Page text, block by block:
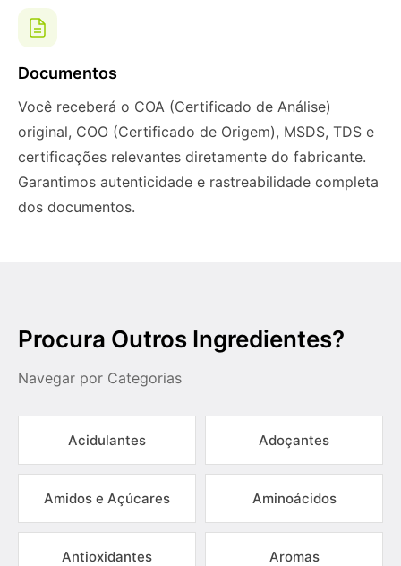
Documentos
Você receberá o COA (Certificado de Análise)
original, COO (Certificado de Origem), MSDS, TDS e
certificações relevantes diretamente do fabricante.
Garantimos autenticidade e rastreabilidade completa
dos documentos.
Procura Outros Ingredientes?
Navegar por Categorias
Acidulantes Adoçantes
Amidos e Açúcares Aminoácidos
Antioxidantes Aromas